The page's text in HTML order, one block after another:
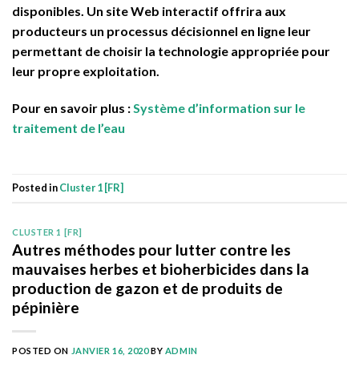
disponibles. Un site Web interactif offrira aux
producteurs un processus décisionnel en ligne leur
permettant de choisir la technologie appropriée pour
leur propre exploitation.
Pour en savoir plus :Système d’information sur le
traitement de l’eau
Posted inCluster 1 [FR]
CLUSTER 1 [FR]
Autres méthodes pour lutter contre les
mauvaises herbes et bioherbicides dans la
production de gazon et de produits de
pépinière
POSTED ON JANVIER 16, 2020BY ADMIN